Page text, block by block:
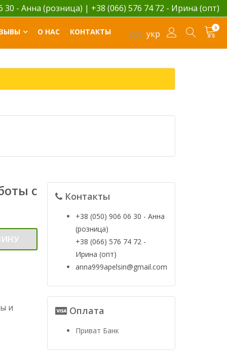
30 - Анна (розница) | +38 (066) 576 74 72 - Ирина (опт)
рус укр
0
О НАС КОНТАКТЫ
с
и
Контакты
+38 (050) 906 06 30 - Анна
(розница)
+38 (066) 576 74 72 -
Ирина (опт)
anna999apelsin@gmail.com
Оплата
Приват Банк